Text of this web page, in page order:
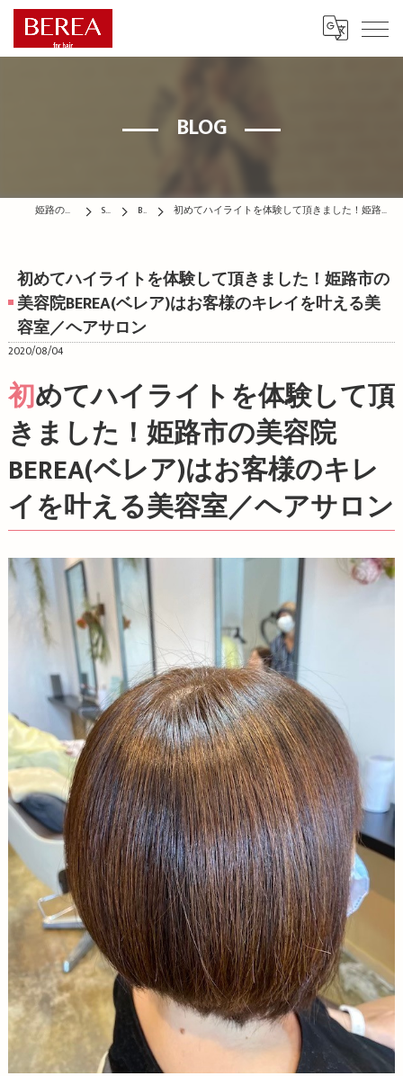
BLOG
姫路の美容院はBEREA STAFF BLOG 初めてハイライトを体験して頂きました！姫路市の美容院BEREA(ベレア)はお客様のキレイを叶える美容室／ヘアサロン
初めてハイライトを体験して頂きました！姫路市の
美容院BEREA(ベレア)はお客様のキレイを叶える美
容室／ヘアサロン
2020/08/04
初めてハイライトを体験して頂
きました！姫路市の美容院
BEREA(ベレア)はお客様のキレ
イを叶える美容室／ヘアサロン